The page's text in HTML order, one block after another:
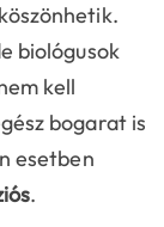
biológusok
kell
bogarat is
esetben
.